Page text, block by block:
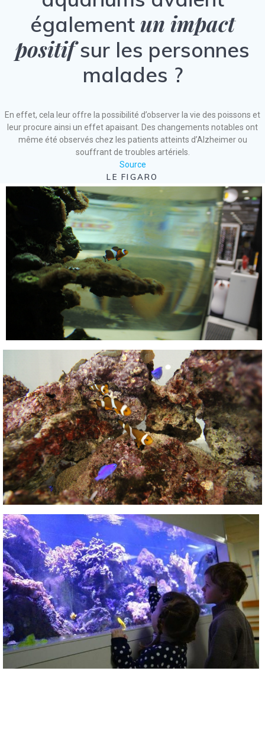
également un impact
positifsur les personnes
malades ?
En effet, cela leur offre la possibilité d’observer la vie des poissons et
leur procure ainsi un effet apaisant. Des changements notables ont
même été observés chez les patients atteints d’Alzheimer ou
souffrant de troubles artériels.
Source
LE FIGARO